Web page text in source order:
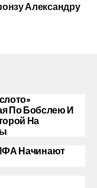
Александру
По Бобслею И
На
Начинают